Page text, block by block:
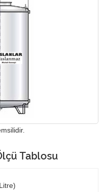
Tablosu